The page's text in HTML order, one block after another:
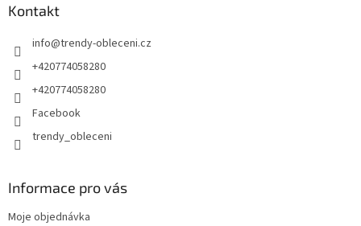
Kontakt
info@trendy-obleceni.cz
+420774058280
+420774058280
Facebook
trendy_obleceni
Informace pro vás
Moje objednávka